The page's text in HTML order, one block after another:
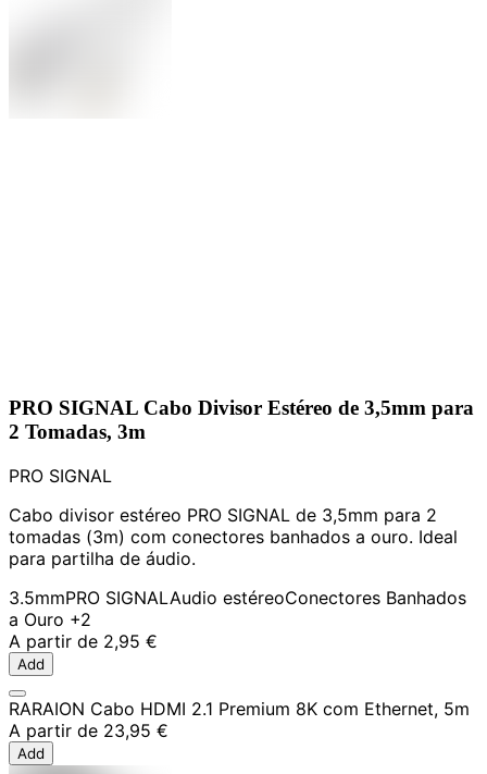
PRO SIGNAL Cabo Divisor Estéreo de 3,5mm para
2 Tomadas, 3m
PRO SIGNAL
Cabo divisor estéreo PRO SIGNAL de 3,5mm para 2
tomadas (3m) com conectores banhados a ouro. Ideal
para partilha de áudio.
3.5mmPRO SIGNALAudio estéreoConectores Banhados
a Ouro +2
A partir de 2,95 €
Add
RARAION Cabo HDMI 2.1 Premium 8K com Ethernet, 5m
A partir de 23,95 €
Add